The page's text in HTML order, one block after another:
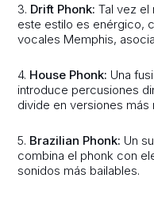
3. Drift Phonk: Tal vez
este estilo es enérgico,
vocales Memphis,
4. House Phonk: Una
introduce percusiones
divide en versiones
5. Brazilian Phonk: Un
combina el phonk con
sonidos más bailables.